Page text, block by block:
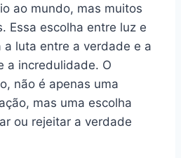
ao mundo, mas muitos
Essa escolha entre luz e
a luta entre a verdade e a
a incredulidade. O
não é apenas uma
mas uma escolha
ou rejeitar a verdade